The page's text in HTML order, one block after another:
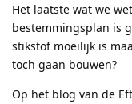
Het laatste wat we
bestemmingsplan is
stikstof moeilijk is
toch gaan bouwen?
Op het blog van de